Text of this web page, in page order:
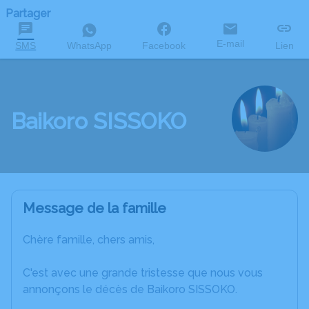
Partager
SMS WhatsApp Facebook E-mail Lien
Baikoro SISSOKO
Message de la famille
Chère famille, chers amis,
C'est avec une grande tristesse que nous vous
annonçons le décès de Baikoro SISSOKO.